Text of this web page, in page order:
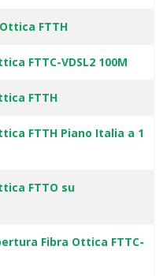
FTTH
FTTC-VDSL2 100M
FTTH
FTTH Piano Italia a 1
FTTO su
Fibra Ottica FTTC-